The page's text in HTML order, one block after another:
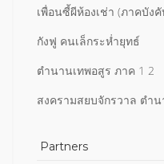
เพื่อนซี้ผีห้องเช่า (ภาคบัง
กังฟู คนเล็กระห่ำยุทธ์
ตำนานเทพอสูร ภาค 1 2
สงครามสยบจักรวาล ตำ
Partners